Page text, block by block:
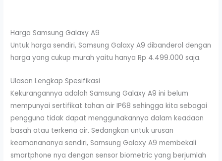
Harga Samsung Galaxy A9
Untuk harga sendiri, Samsung Galaxy A9 dibanderol dengan
harga yang cukup murah yaitu hanya Rp 4.499.000 saja.
Ulasan Lengkap Spesifikasi
Kekurangannya adalah Samsung Galaxy A9 ini belum
mempunyai sertifikat tahan air IP68 sehingga kita sebagai
pengguna tidak dapat menggunakannya dalam keadaan
basah atau terkena air. Sedangkan untuk urusan
keamanananya sendiri, Samsung Galaxy A9 membekali
smartphone nya dengan sensor biometric yang berjumlah